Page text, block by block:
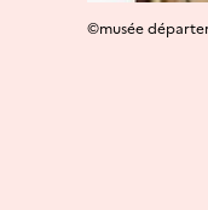
©musée